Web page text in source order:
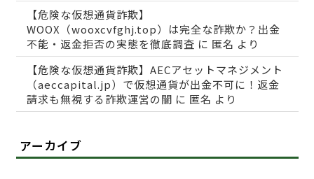
【危険な仮想通貨詐欺】
WOOX（wooxcvfghj.top）は完全な詐欺か？出金
不能・返金拒否の実態を徹底調査 に 匿名 より
【危険な仮想通貨詐欺】AECアセットマネジメント
（aeccapital.jp）で仮想通貨が出金不可に！返金
請求も無視する詐欺運営の闇 に 匿名 より
アーカイブ